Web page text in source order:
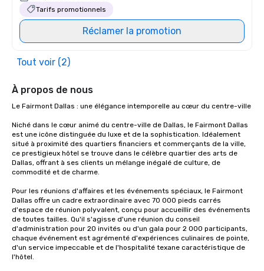
Tarifs promotionnels
Réclamer la promotion
Tout voir (2)
À propos de nous
Le Fairmont Dallas : une élégance intemporelle au cœur du centre-ville
Niché dans le cœur animé du centre-ville de Dallas, le Fairmont Dallas
est une icône distinguée du luxe et de la sophistication. Idéalement
situé à proximité des quartiers financiers et commerçants de la ville,
ce prestigieux hôtel se trouve dans le célèbre quartier des arts de
Dallas, offrant à ses clients un mélange inégalé de culture, de
commodité et de charme.
Pour les réunions d'affaires et les événements spéciaux, le Fairmont
Dallas offre un cadre extraordinaire avec 70 000 pieds carrés
d'espace de réunion polyvalent, conçu pour accueillir des événements
de toutes tailles. Qu'il s'agisse d'une réunion du conseil
d'administration pour 20 invités ou d'un gala pour 2 000 participants,
chaque événement est agrémenté d'expériences culinaires de pointe,
d'un service impeccable et de l'hospitalité texane caractéristique de
l'hôtel.